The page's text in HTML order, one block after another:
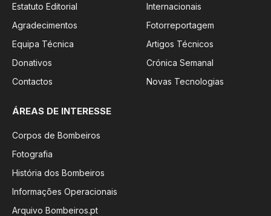
Estatuto Editorial
Agradecimentos
Equipa Técnica
Donativos
Contactos
Internacionais
Fotorreportagem
Artigos Técnicos
Crónica Semanal
Novas Tecnologias
ÁREAS DE INTERESSE
Corpos de Bombeiros
Fotografia
História dos Bombeiros
Informações Operacionais
Arquivo Bombeiros.pt